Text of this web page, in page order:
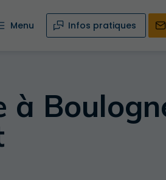
Menu Infos pratiques
à